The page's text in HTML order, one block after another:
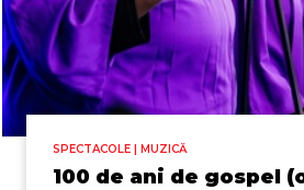
SPECTACOLE | MUZICĂ
100 de ani de gospel